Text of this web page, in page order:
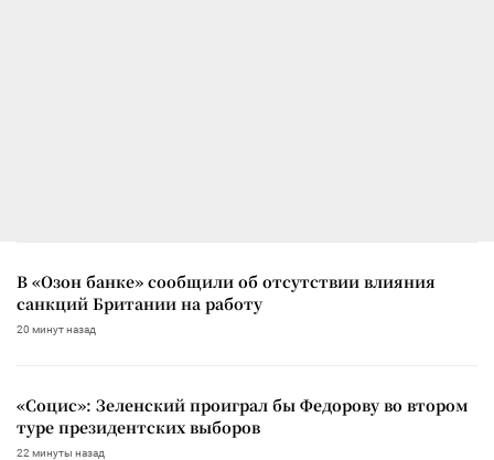
В «Озон банке» сообщили об отсутствии влияния
санкций Британии на работу
20 минут назад
«Социс»: Зеленский проиграл бы Федорову во втором
туре президентских выборов
22 минуты назад